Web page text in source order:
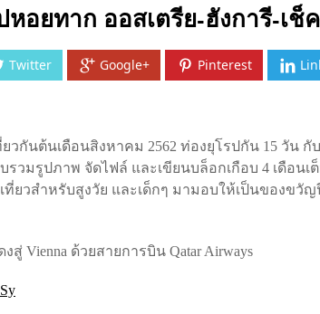
อยทาก ออสเตรีย-ฮังการี-เช็ค
Twitter Google+ Pinterest
วกันต้นเดือนสิงหาคม 2562 ท่องยุโรปกัน 15 วัน
รวมรูปภาพ จัดไฟล์ และเขียนบล็อกเกือบ 4 เดือนเ
ที่ยวสำหรับสูงวัย และเด็กๆ มามอบให้เป็นของขวั
Vienna ด้วยสายการบิน Qatar Airways